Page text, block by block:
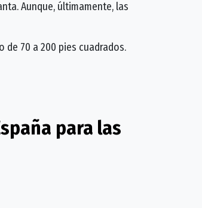
Aunque, últimamente, las
de 70 a 200 pies cuadrados.
para las